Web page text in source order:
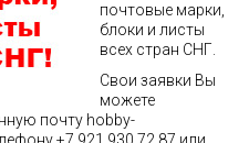
почтовые марки,
блоки и листы
всех стран СНГ.
Свои заявки Вы
можете
почту hobby-